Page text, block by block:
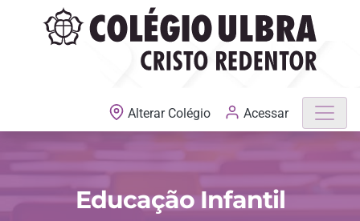
MATRÍCULAS ABERTAS
Alterar Colégio Acessar
Educação Infantil